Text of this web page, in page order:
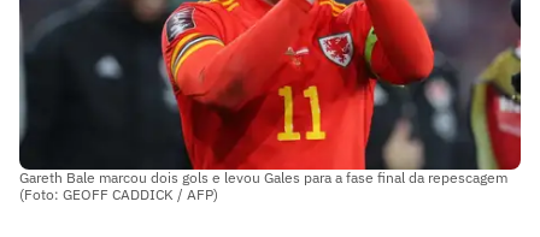
Gareth Bale marcou dois gols e levou Gales para a fase final da repescagem
(Foto: GEOFF CADDICK / AFP)